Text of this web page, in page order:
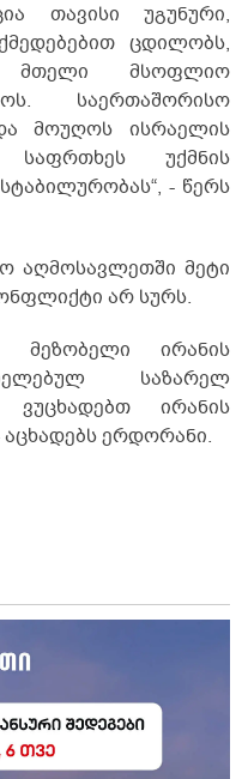
თავისი უგუნური,
ცდილობს,
მსოფლიო
საერთაშორისო
მოუღოს ისრაელის
საფრთხეს უქმნის
- წერს
აღმოსავლეთში მეტი
არ სურს.
მეზობელი ირანის
საზარელ
ვუცხადებთ ირანის
აცხადებს ერდორანი.